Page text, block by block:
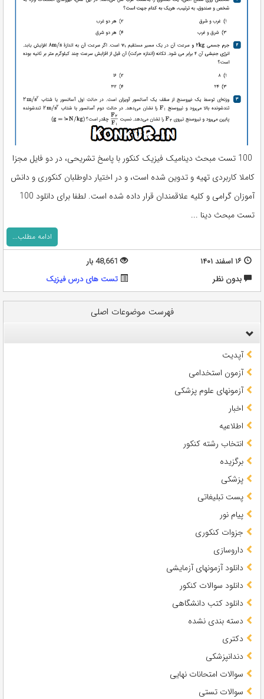
100 تست مبحث دینامیک فیزیک کنکور با پاسخ تشریحی، در دو فایل مجزا
کاملا کاربردی تهیه و تدوین شده است، و در اختیار داوطلبان کنکوری و دانش
آموزان گرامی و کلیه علاقمندان قرار داده شده است. لطفا برای دانلود 100
تست مبحث دینا ...
ادامه مطلب...
۱۶ اسفند ۱۴۰۱
48,661 بار
بدون نظر
تست های درس فیزیک
فهرست موضوعات اصلی
آپدیت
آزمون استخدامی
آزمونهای علوم پزشکی
اخبار
اطلاعیه
انتخاب رشته کنکور
برگزیده
پزشکی
پست تبلیغاتی
پیام نور
جزوات کنکوری
داروسازی
دانلود آزمونهای آزمایشی
دانلود سوالات کنکور
دانلود کتب دانشگاهی
دسته بندی نشده
دکتری
دندانپزشکی
سوالات امتحانات نهایی
سوالات تستی